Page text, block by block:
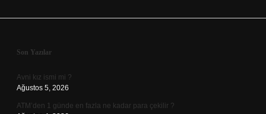
Sidebar
Son Yazılar
Avni kız ismi mi ?
Ağustos 5, 2026
ATM’den 1 günde en fazla ne kadar para çekilir ?